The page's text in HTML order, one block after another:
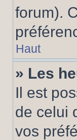
forum).
Haut
» Les
Il est
de celui
vos